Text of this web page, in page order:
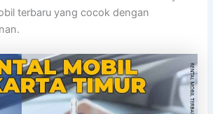
terbaru yang cocok dengan